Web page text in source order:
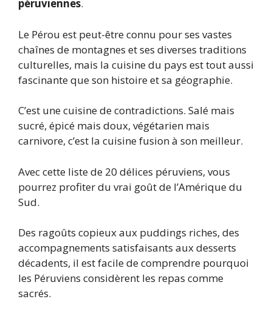
péruviennes.
Le Pérou est peut-être connu pour ses vastes
chaînes de montagnes et ses diverses traditions
culturelles, mais la cuisine du pays est tout aussi
fascinante que son histoire et sa géographie.
C’est une cuisine de contradictions. Salé mais
sucré, épicé mais doux, végétarien mais
carnivore, c’est la cuisine fusion à son meilleur.
Avec cette liste de 20 délices péruviens, vous
pourrez profiter du vrai goût de l’Amérique du
Sud.
Des ragoûts copieux aux puddings riches, des
accompagnements satisfaisants aux desserts
décadents, il est facile de comprendre pourquoi
les Péruviens considèrent les repas comme
sacrés.